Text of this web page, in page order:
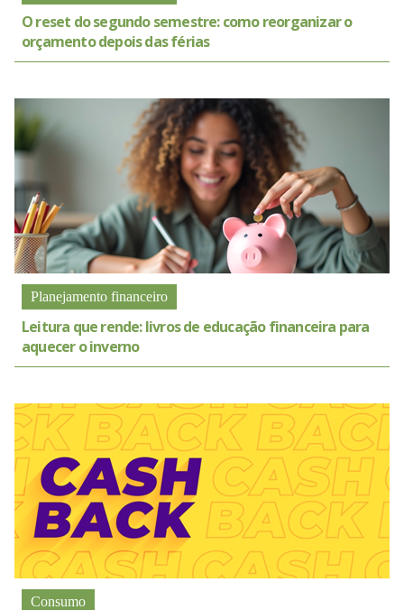
O reset do segundo semestre: como reorganizar o
orçamento depois das férias
Planejamento financeiro
Leitura que rende: livros de educação financeira para
aquecer o inverno
Consumo